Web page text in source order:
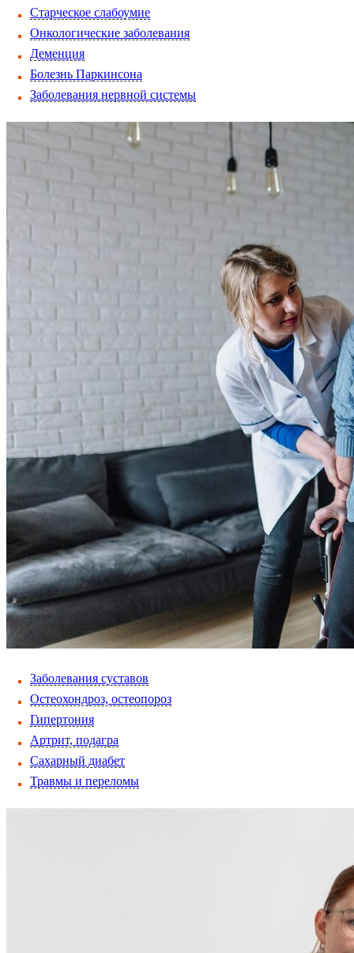
Старческое слабоумие
Онкологические заболевания
Деменция
Болезнь Паркинсона
Заболевания нервной системы
Заболевания суставов
Остеохондроз, остеопороз
Гипертония
Артрит, подагра
Сахарный диабет
Травмы и переломы